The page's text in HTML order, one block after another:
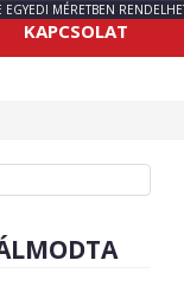
EGYEDI MÉRETBEN
KAPCSOLAT